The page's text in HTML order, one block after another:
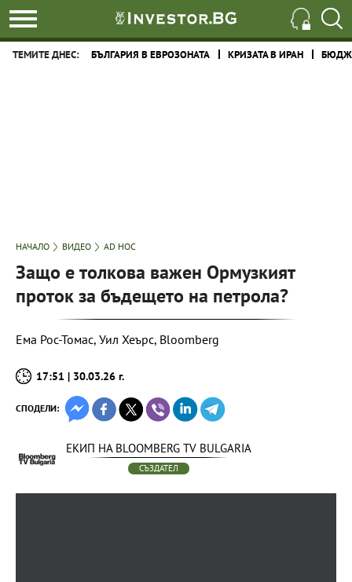
ТЕМИТЕ ДНЕС: БЪЛГАРИЯ В ЕВРОЗОНАТА КРИЗАТА В ИРАН
НАЧАЛО ВИДЕО AD HOC
Защо е толкова важен Ормузкият
проток за бъдещето на петрола?
Ема Рос-Томас, Уил Хеърс, Bloomberg
17:51 | 30.03.26 г.
СПОДЕЛИ:
ЕКИП НА BLOOMBERG TV BULGARIA
СЪЗДАТЕЛ